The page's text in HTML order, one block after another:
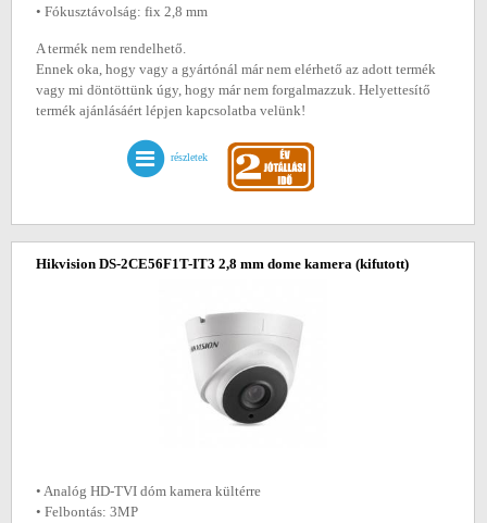
• Fókusztávolság: fix 2,8 mm
A termék nem rendelhető.
Ennek oka, hogy vagy a gyártónál már nem elérhető az adott termék
vagy mi döntöttünk úgy, hogy már nem forgalmazzuk. Helyettesítő
termék ajánlásáért lépjen kapcsolatba velünk!
részletek
Hikvision DS-2CE56F1T-IT3 2,8 mm dome kamera (kifutott)
• Analóg HD-TVI dóm kamera kültérre
• Felbontás: 3MP